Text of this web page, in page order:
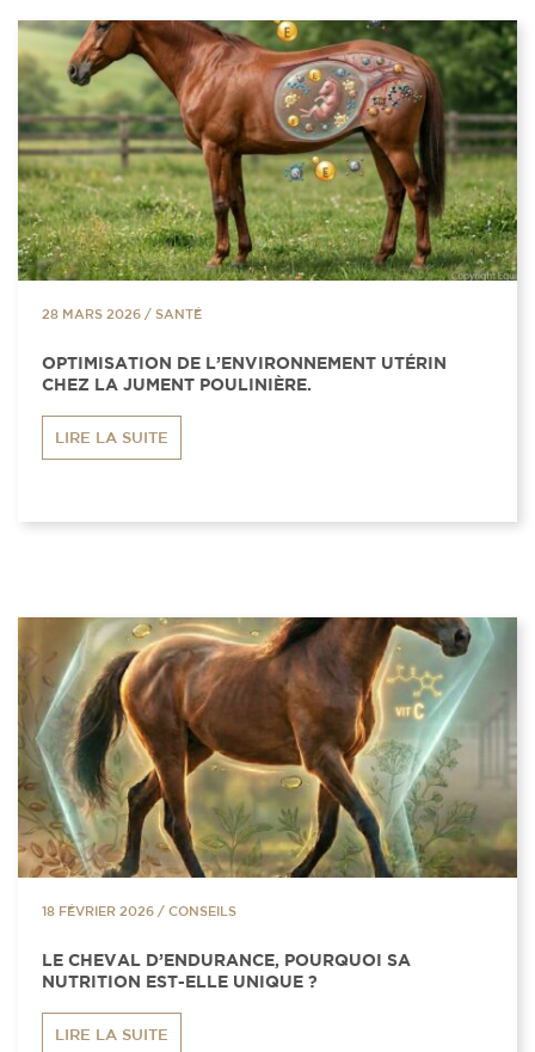
28 MARS 2026 / SANTÉ
OPTIMISATION DE L’ENVIRONNEMENT UTÉRIN
CHEZ LA JUMENT POULINIÈRE.
LIRE LA SUITE
18 FÉVRIER 2026 / CONSEILS
LE CHEVAL D’ENDURANCE, POURQUOI SA
NUTRITION EST-ELLE UNIQUE ?
LIRE LA SUITE